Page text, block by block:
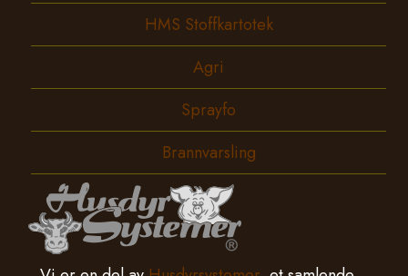
HMS Stoffkartotek
Agri
Sprayfo
Brannvarsling